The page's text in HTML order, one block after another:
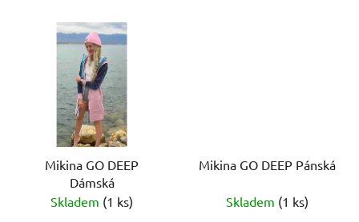
Mikina GO DEEP
Dámská
Skladem (1 ks)
Mikina GO DEEP Pánská
Skladem (1 ks)